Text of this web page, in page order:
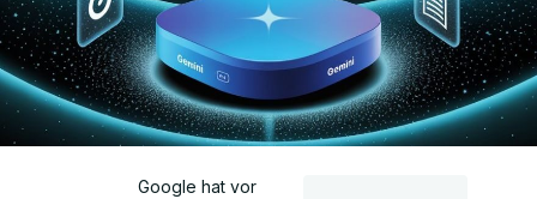
Google hat vor